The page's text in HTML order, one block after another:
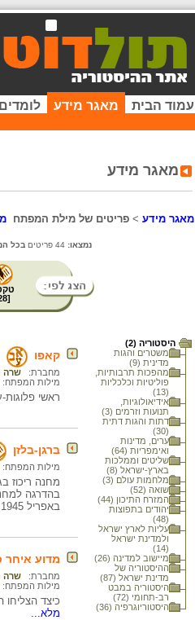
עמוד הבית מאגר מידע
מאגר מידע
מאגר מידע > פריטים של מילת המפתח
נמצאו:
בכל
[
היסטוריה (2)
משטרים והגות
מדינית (9)
מהפכות תרבותיות,
פוליטיות וכלכליות
(13)
אידיאולוגיות,
תנועות וזרמים (3)
דתות והגות דתית
(30)
ערים, מדינות
ואימפריות (64)
שליטים וממלכות
בארץ-ישראל (8)
מלחמות עולם (3)
שואה (52)
המזרח התיכון (44)
יהודים בתפוצות
(48)
עליות לארץ ישראל
ולמדינת ישראל
(14)
מיישוב למדינה (26)
ההיסטוריה של
מדינת ישראל (87)
היסטוריה במבט
רב-תחומי (72)
היסטוריוגרפיה (36)
קאפו
מחברת:
שרה
מילות המפתח:
ראשי
ברגן-בלזן
מילות המפתח:
באפריל 1945 שוחרר המחנה על ידי הצבא הבריטי. משחרור המחנה ועד 1951 תפקד כמחנה עקורים.
מדוע איחר
מחברת:
שרה
מילות המפתח:
כיצד
מלא...